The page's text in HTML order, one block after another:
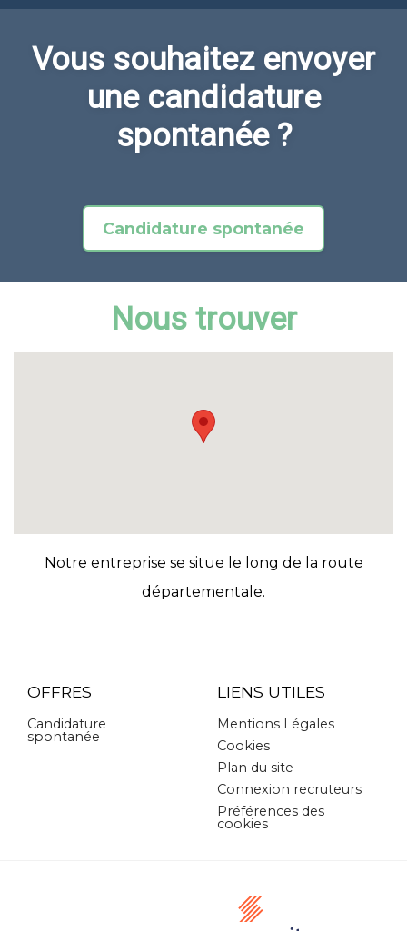
Vous souhaitez envoyer
une candidature
spontanée ?
Candidature spontanée
Nous trouver
Notre entreprise se situe le long de la route
départementale.
OFFRES
Candidature
spontanée
LIENS UTILES
Mentions Légales
Cookies
Plan du site
Connexion recruteurs
Préférences des
cookies